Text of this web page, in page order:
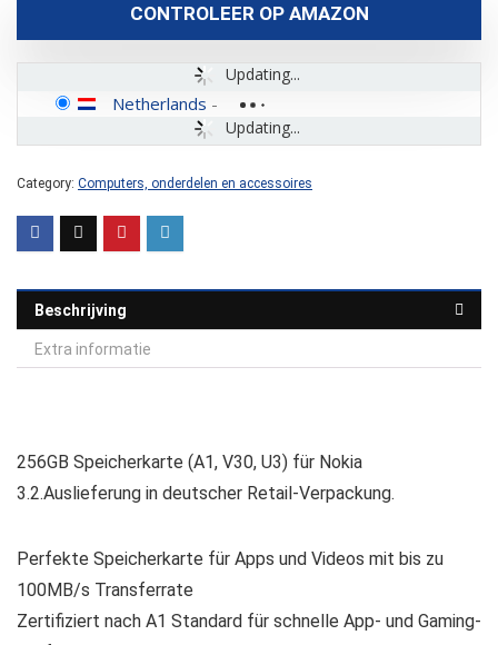
CONTROLEER OP AMAZON
Updating...
Updating...
Netherlands -
Category: Computers, onderdelen en accessoires
Beschrijving
Extra informatie
256GB Speicherkarte (A1, V30, U3) für Nokia
3.2.Auslieferung in deutscher Retail-Verpackung.
Perfekte Speicherkarte für Apps und Videos mit bis zu
100MB/s Transferrate
Zertifiziert nach A1 Standard für schnelle App- und Gaming-